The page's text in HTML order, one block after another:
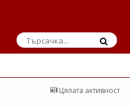
Цялата активност